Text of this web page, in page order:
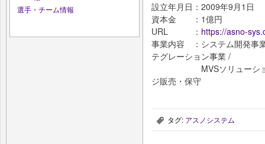
選手・チーム情報
設立年月日：2009年9月1日
資本金 ：1億円
URL ： https://asno-
事業内容 ：システム開発事
テグレーション事業 /
MVSソリューション事
ジ販売・保守
, タグ: アスノシステム